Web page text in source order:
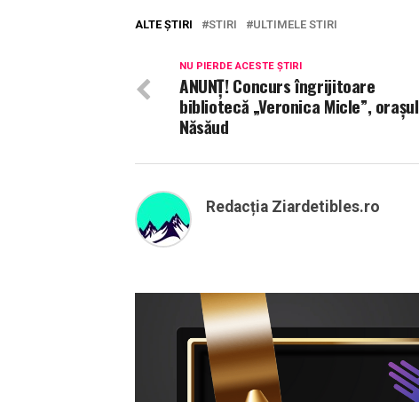
ALTE ȘTIRI STIRI ULTIMELE STIRI
NU PIERDE ACESTE ȘTIRI
ANUNȚ! Concurs îngrijitoare
bibliotecă „Veronica Micle”, orașul
Năsăud
Redacția Ziardetibles.ro